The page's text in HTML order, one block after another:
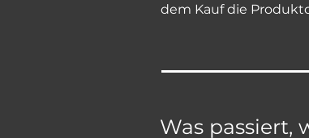
dem Kauf die
Was passiert,